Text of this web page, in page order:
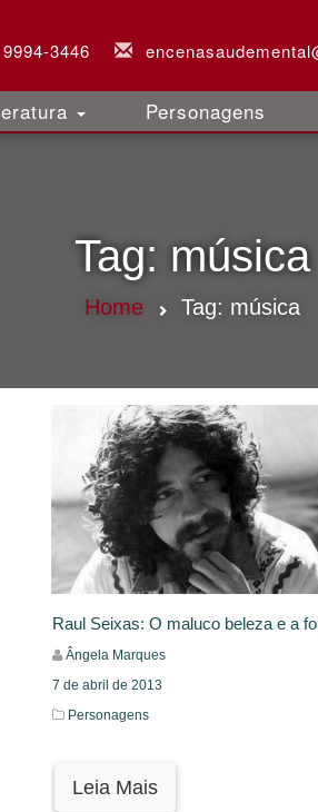
3446
Personagens
Tag: música
Home Tag: música
Raul Seixas: O maluco beleza e a
Ângela Marques
7 de abril de 2013
Personagens
Leia Mais